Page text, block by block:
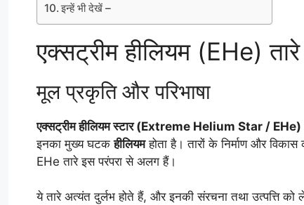
इन्हें भी देखें –
एक्सट्रीम हीलियम (EHe) तारे
मूल प्रकृति और परिभाषा
एक्सट्रीम हीलियम स्टार (Extreme Helium Star / EHe)
इनका मुख्य घटकहीलियमहोता है। तारों के निर्माण और
EHe तारे इस परंपरा से अलग हैं।
ये तारे अत्यंत दुर्लभ होते हैं, और इनकी संरचना तथा उत्पत्ति को